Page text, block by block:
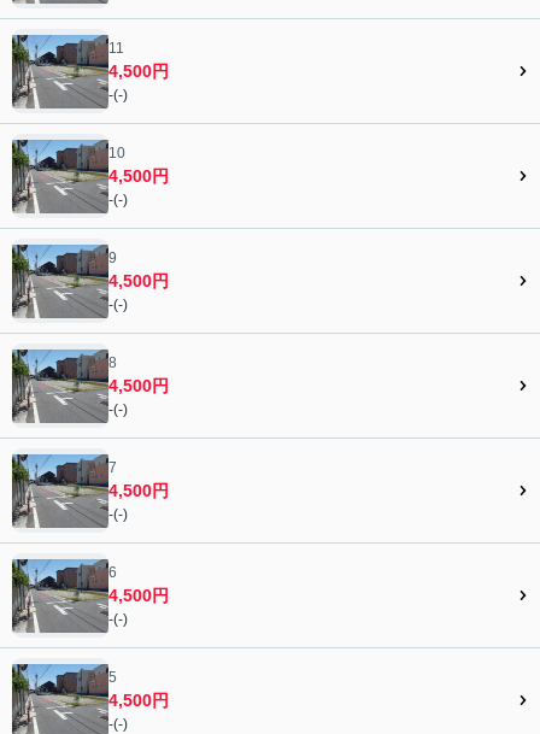
11
4,500円
-(-)
10
4,500円
-(-)
9
4,500円
-(-)
8
4,500円
-(-)
7
4,500円
-(-)
6
4,500円
-(-)
5
4,500円
-(-)